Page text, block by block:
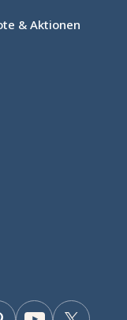
Einverstanden
& Aktionen